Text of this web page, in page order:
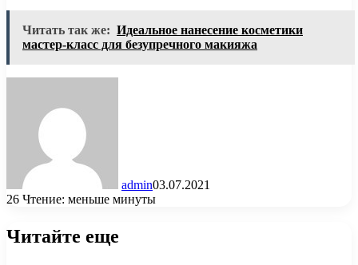
Читать так же: Идеальное нанесение косметики
мастер-класс для безупречного макияжа
admin03.07.2021
26 Чтение: меньше минуты
Читайте еще